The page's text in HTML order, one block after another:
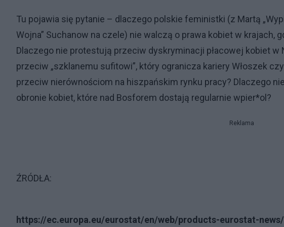
Tu pojawia się pytanie – dlaczego polskie feministki (z Martą
Wojna” Suchanow na czele) nie walczą o prawa kobiet w krajach,
Dlaczego nie protestują przeciw dyskryminacji płacowej kobiet
przeciw „szklanemu sufitowi”, który ogranicza kariery Włoszek
przeciw nierównościom na hiszpańskim rynku pracy? Dlaczego
obronie kobiet, które nad Bosforem dostają regularnie wpier*ol?
Reklama
ŹRÓDŁA:
https://ec.europa.eu/eurostat/en/web/products-eurostat-